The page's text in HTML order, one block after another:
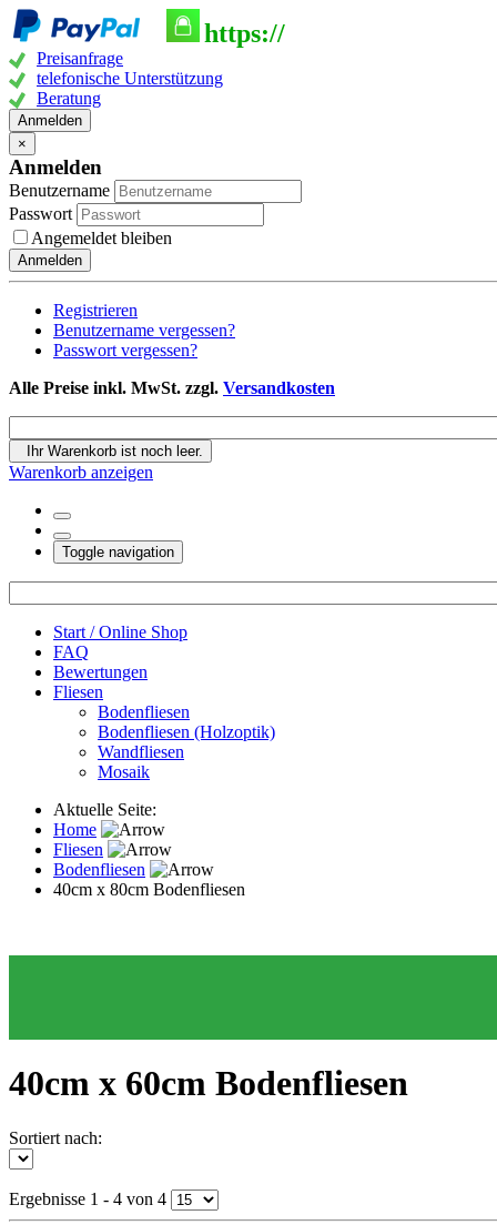
https://
Preisanfrage
telefonische Unterstützung
Beratung
Anmelden
×
Anmelden
Benutzername
Passwort
Angemeldet bleiben
Anmelden
Registrieren
Benutzername vergessen?
Passwort vergessen?
Alle Preise inkl. MwSt. zzgl. Versandkosten
Ihr Warenkorb ist noch leer.
Warenkorb anzeigen
Toggle navigation
Start / Online Shop
FAQ
Bewertungen
Fliesen
Bodenfliesen
Bodenfliesen (Holzoptik)
Wandfliesen
Mosaik
Aktuelle Seite:
Home
Fliesen
Bodenfliesen
40cm x 80cm Bodenfliesen
40cm x 60cm Bodenfliesen
Sortiert nach:
Ergebnisse 1 - 4 von 4